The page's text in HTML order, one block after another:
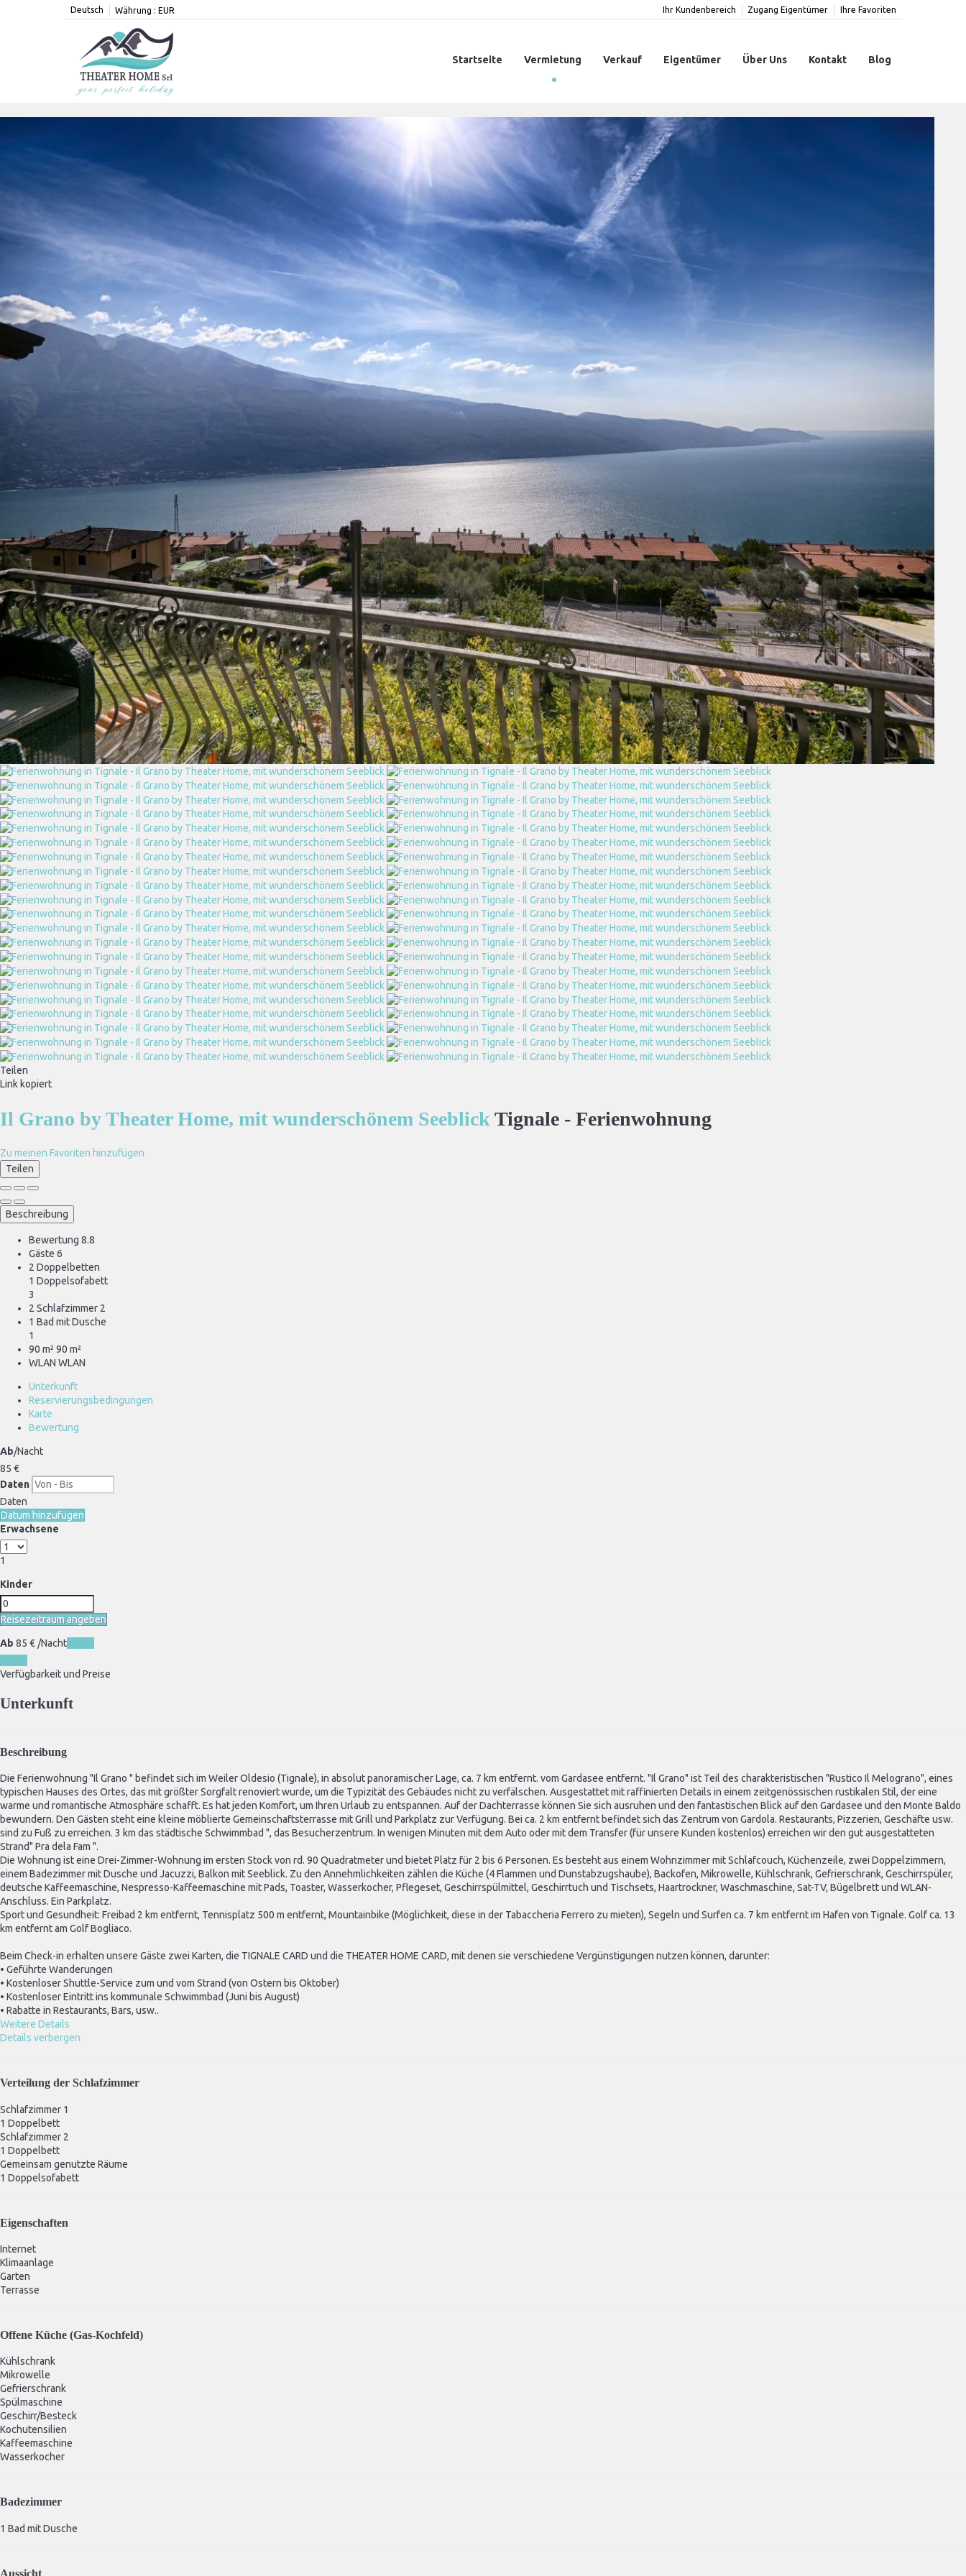
Deutsch Währung : EUR Ihre Favoriten
Zugang Eigentümer
Ihr Kundenbereich
Startseite Vermietung Verkauf Eigentümer Über Uns Kontakt Blog
Teilen
Link kopiert
Il Grano by Theater Home, mit wunderschönem Seeblick Tignale - Ferienwohnung
Zu meinen Favoriten hinzufügen
Teilen
Beschreibung
Bewertung 8.8
Gäste 6
2 Doppelbetten
1 Doppelsofabett
3
2 Schlafzimmer 2
1 Bad mit Dusche
1
90 m²90 m²
WLAN WLAN
Unterkunft
Reservierungsbedingungen
Karte
Bewertung
Ab/Nacht
85 €
Daten
Daten
Datum hinzufügen
Erwachsene
1
Kinder
Reisezeitraum angeben
Ab 85 € /Nacht
Verfügbarkeit und Preise
Unterkunft
Beschreibung
Die Ferienwohnung "Il Grano " befindet sich im Weiler Oldesio (Tignale), in absolut panoramischer Lage, ca. 7 km entfernt. vom Gardasee entfernt. "Il Grano" ist Teil des charakteristischen "Rustico Il Melograno", eines
typischen Hauses des Ortes, das mit größter Sorgfalt renoviert wurde, um die Typizität des Gebäudes nicht zu verfälschen. Ausgestattet mit raffinierten Details in einem zeitgenössischen rustikalen Stil, der eine
warme und romantische Atmosphäre schafft. Es hat jeden Komfort, um Ihren Urlaub zu entspannen. Auf der Dachterrasse können Sie sich ausruhen und den fantastischen Blick auf den Gardasee und den Monte Baldo
bewundern. Den Gästen steht eine kleine möblierte Gemeinschaftsterrasse mit Grill und Parkplatz zur Verfügung. Bei ca. 2 km entfernt befindet sich das Zentrum von Gardola. Restaurants, Pizzerien, Geschäfte usw.
sind zu Fuß zu erreichen. 3 km das städtische Schwimmbad ", das Besucherzentrum. In wenigen Minuten mit dem Auto oder mit dem Transfer (für unsere Kunden kostenlos) erreichen wir den gut ausgestatteten
Strand" Pra dela Fam ".
Die Wohnung ist eine Drei-Zimmer-Wohnung im ersten Stock von rd. 90 Quadratmeter und bietet Platz für 2 bis 6 Personen. Es besteht aus einem Wohnzimmer mit Schlafcouch, Küchenzeile, zwei Doppelzimmern,
einem Badezimmer mit Dusche und Jacuzzi, Balkon mit Seeblick. Zu den Annehmlichkeiten zählen die Küche (4 Flammen und Dunstabzugshaube), Backofen, Mikrowelle, Kühlschrank, Gefrierschrank, Geschirrspüler,
deutsche Kaffeemaschine, Nespresso-Kaffeemaschine mit Pads, Toaster, Wasserkocher, Pflegeset, Geschirrspülmittel, Geschirrtuch und Tischsets, Haartrockner, Waschmaschine, Sat-TV, Bügelbrett und WLAN-
Anschluss. Ein Parkplatz.
Sport und Gesundheit: Freibad 2 km entfernt, Tennisplatz 500 m entfernt, Mountainbike (Möglichkeit, diese in der Tabaccheria Ferrero zu mieten), Segeln und Surfen ca. 7 km entfernt im Hafen von Tignale. Golf ca. 13
km entfernt am Golf Bogliaco.
Beim Check-in erhalten unsere Gäste zwei Karten, die TIGNALE CARD und die THEATER HOME CARD, mit denen sie verschiedene Vergünstigungen nutzen können, darunter:
• Geführte Wanderungen
• Kostenloser Shuttle-Service zum und vom Strand (von Ostern bis Oktober)
• Kostenloser Eintritt ins kommunale Schwimmbad (Juni bis August)
• Rabatte in Restaurants, Bars, usw..
Weitere Details
Details verbergen
Verteilung der Schlafzimmer
Schlafzimmer 1
1 Doppelbett
Schlafzimmer 2
1 Doppelbett
Gemeinsam genutzte Räume
1 Doppelsofabett
Eigenschaften
Internet
Klimaanlage
Garten
Terrasse
Offene Küche (Gas-Kochfeld)
Kühlschrank
Mikrowelle
Gefrierschrank
Spülmaschine
Geschirr/Besteck
Kochutensilien
Kaffeemaschine
Wasserkocher
Badezimmer
1 Bad mit Dusche